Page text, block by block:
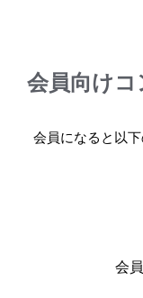
基本情報・
会員向け
会員になると以
会